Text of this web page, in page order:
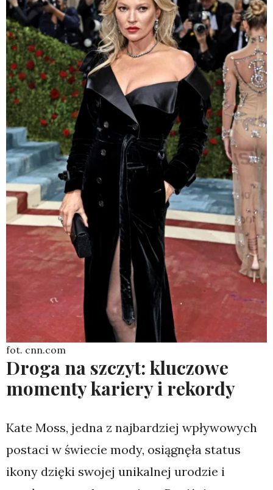
fot. cnn.com
Droga na szczyt: kluczowe
momenty kariery i rekordy
Kate Moss, jedna z najbardziej wpływowych
postaci w świecie mody, osiągnęła status
ikony dzięki swojej unikalnej urodzie i